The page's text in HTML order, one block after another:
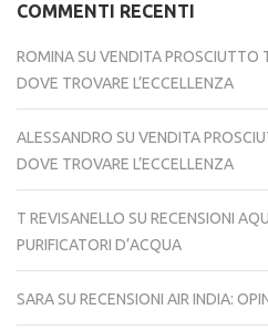
COMMENTI RECENTI
ROMINA SU VENDITA PROSCIUTTO
DOVE TROVARE L’ECCELLENZA
ALESSANDRO SU VENDITA
DOVE TROVARE L’ECCELLENZA
T REVISANELLO SU RECENSIONI
PURIFICATORI D’ACQUA
SARA SU RECENSIONI AIR INDIA: